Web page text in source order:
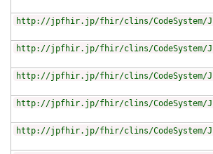
http://jpfhir.jp/fhir/clins/CodeSystem/
http://jpfhir.jp/fhir/clins/CodeSystem/
http://jpfhir.jp/fhir/clins/CodeSystem/
http://jpfhir.jp/fhir/clins/CodeSystem/
http://jpfhir.jp/fhir/clins/CodeSystem/